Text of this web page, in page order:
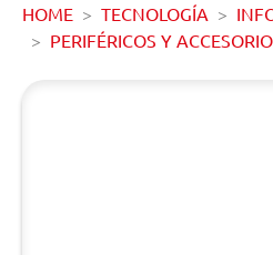
HOME TECNOLOGÍA
PERIFÉRICOS Y